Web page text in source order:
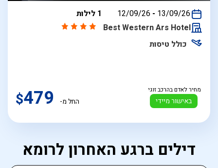
בין
12/09/26 - 13/09/26
1 לילות
Best Western Ars Hotel
כולל טיסות
באישור מיידי
מחיר לאדם בהרכב זוגי
החל מ- $479
דילים ברגע האחרון לרומא